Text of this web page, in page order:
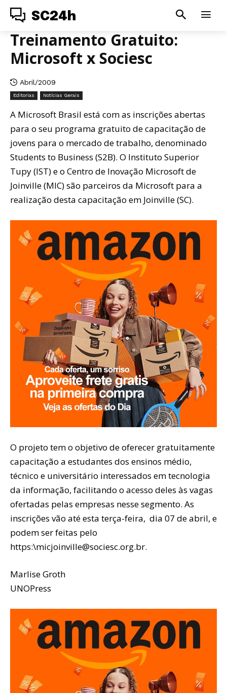
SC24h
Treinamento Gratuito:
Microsoft x Sociesc
Abril/2009
Editorias Notícias Gerais
A Microsoft Brasil está com as inscrições abertas
para o seu programa gratuito de capacitação de
jovens para o mercado de trabalho, denominado
Students to Business (S2B). O Instituto Superior
Tupy (IST) e o Centro de Inovação Microsoft de
Joinville (MIC) são parceiros da Microsoft para a
realização desta capacitação em Joinville (SC).
O projeto tem o objetivo de oferecer gratuitamente
capacitação a estudantes dos ensinos médio,
técnico e universitário interessados em tecnologia
da informação, facilitando o acesso deles às vagas
ofertadas pelas empresas nesse segmento. As
inscrições vão até esta terça-feira, dia 07 de abril, e
podem ser feitas pelo
https:\micjoinville@sociesc.org.br.
Marlise Groth
UNOPress